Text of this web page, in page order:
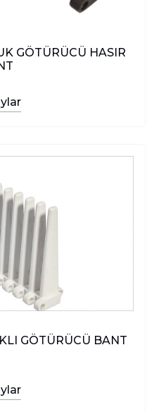
GÖTÜRÜCÜ HASIR
GÖTÜRÜCÜ BANT